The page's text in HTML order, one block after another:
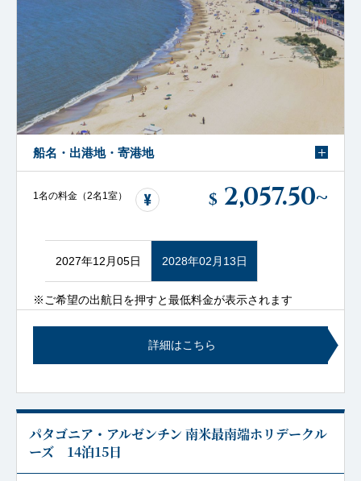
船名・出港地・寄港地
1名の料金（2名1室） $ 2,057.50~
2027年12月05日 2028年02月13日
※ご希望の出航日を押すと最低料金が表示されます
詳細はこちら
パタゴニア・アルゼンチン 南米最南端ホリデークル
ーズ 14泊15日